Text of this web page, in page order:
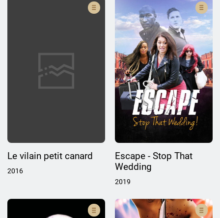
Le vilain petit canard
2016
Escape - Stop That
Wedding
2019